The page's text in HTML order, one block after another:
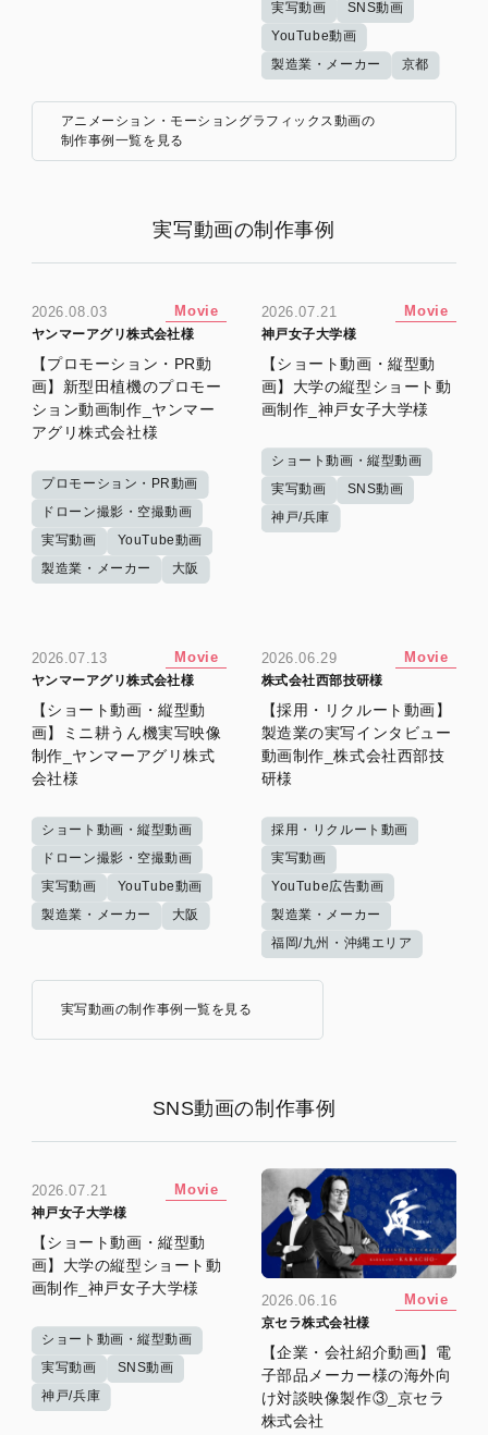
実写動画
SNS動画
YouTube動画
製造業・メーカー
京都
アニメーション・モーショングラフィックス動画の
制作事例一覧を見る
実写動画の制作事例
2026.08.03 Movie
ヤンマーアグリ株式会社様
【プロモーション・PR動
画】新型田植機のプロモー
ション動画制作_ヤンマー
アグリ株式会社様
プロモーション・PR動画
ドローン撮影・空撮動画
実写動画
YouTube動画
製造業・メーカー
大阪
2026.07.21 Movie
神戸女子大学様
【ショート動画・縦型動
画】大学の縦型ショート動
画制作_神戸女子大学様
ショート動画・縦型動画
実写動画
SNS動画
神戸/兵庫
2026.07.13 Movie
ヤンマーアグリ株式会社様
【ショート動画・縦型動
画】ミニ耕うん機実写映像
制作_ヤンマーアグリ株式
会社様
ショート動画・縦型動画
ドローン撮影・空撮動画
実写動画
YouTube動画
製造業・メーカー
大阪
2026.06.29 Movie
株式会社西部技研様
【採用・リクルート動画】
製造業の実写インタビュー
動画制作_株式会社西部技
研様
採用・リクルート動画
実写動画
YouTube広告動画
製造業・メーカー
福岡/九州・沖縄エリア
実写動画の制作事例一覧を見る
SNS動画の制作事例
2026.07.21 Movie
神戸女子大学様
【ショート動画・縦型動
画】大学の縦型ショート動
画制作_神戸女子大学様
ショート動画・縦型動画
実写動画
SNS動画
神戸/兵庫
2026.06.16 Movie
京セラ株式会社様
【企業・会社紹介動画】電
子部品メーカー様の海外向
け対談映像製作③_京セラ
株式会社